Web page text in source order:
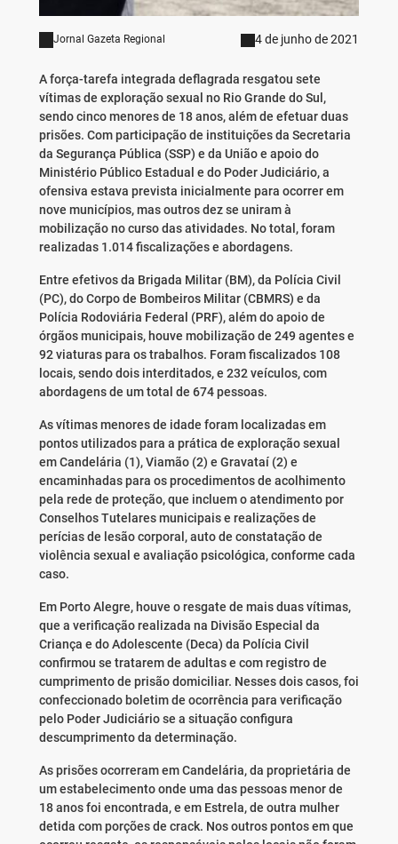
Jornal Gazeta Regional 4 de junho de 2021
A força-tarefa integrada deflagrada resgatou sete
vítimas de exploração sexual no Rio Grande do Sul,
sendo cinco menores de 18 anos, além de efetuar duas
prisões. Com participação de instituições da Secretaria
da Segurança Pública (SSP) e da União e apoio do
Ministério Público Estadual e do Poder Judiciário, a
ofensiva estava prevista inicialmente para ocorrer em
nove municípios, mas outros dez se uniram à
mobilização no curso das atividades. No total, foram
realizadas 1.014 fiscalizações e abordagens.
Entre efetivos da Brigada Militar (BM), da Polícia Civil
(PC), do Corpo de Bombeiros Militar (CBMRS) e da
Polícia Rodoviária Federal (PRF), além do apoio de
órgãos municipais, houve mobilização de 249 agentes e
92 viaturas para os trabalhos. Foram fiscalizados 108
locais, sendo dois interditados, e 232 veículos, com
abordagens de um total de 674 pessoas.
As vítimas menores de idade foram localizadas em
pontos utilizados para a prática de exploração sexual
em Candelária (1), Viamão (2) e Gravataí (2) e
encaminhadas para os procedimentos de acolhimento
pela rede de proteção, que incluem o atendimento por
Conselhos Tutelares municipais e realizações de
perícias de lesão corporal, auto de constatação de
violência sexual e avaliação psicológica, conforme cada
caso.
Em Porto Alegre, houve o resgate de mais duas vítimas,
que a verificação realizada na Divisão Especial da
Criança e do Adolescente (Deca) da Polícia Civil
confirmou se tratarem de adultas e com registro de
cumprimento de prisão domiciliar. Nesses dois casos, foi
confeccionado boletim de ocorrência para verificação
pelo Poder Judiciário se a situação configura
descumprimento da determinação.
As prisões ocorreram em Candelária, da proprietária de
um estabelecimento onde uma das pessoas menor de
18 anos foi encontrada, e em Estrela, de outra mulher
detida com porções de crack. Nos outros pontos em que